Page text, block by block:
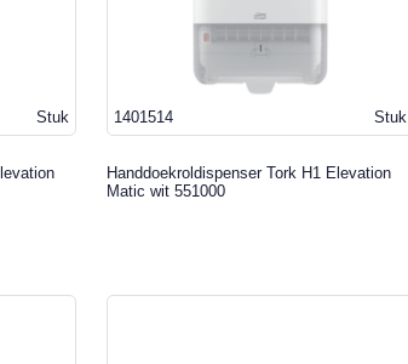
Stuk Stuk
1401514
Handdoekroldispenser Tork H1 Elevation
Matic wit 551000